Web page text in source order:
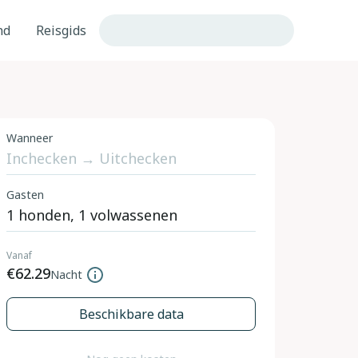
Reisgids
Wanneer
Gasten
Vanaf
€62.29Nacht
Beschikbare data